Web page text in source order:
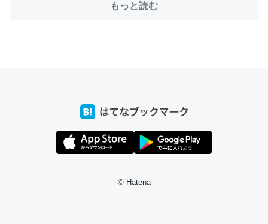
とかSpotifyを支払う孝行もできる。一生で親と会える残
私も3年前ぐらいに祖母の家に設置した。ポケットWifiみ
もっと読む
© Hatena